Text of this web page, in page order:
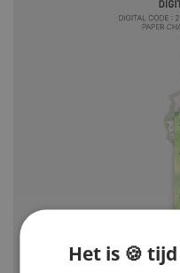
Het is 🍪 tijd